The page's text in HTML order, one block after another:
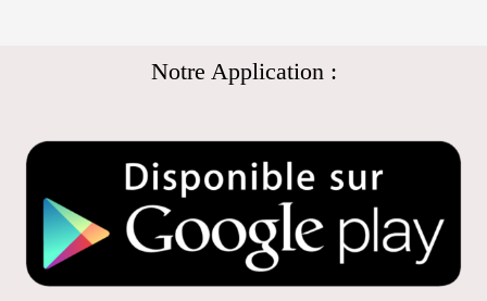
Notre Application :